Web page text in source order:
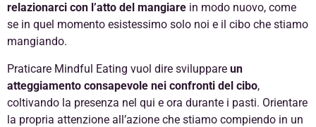
relazionarci con l’atto del mangiare in modo nuovo, come
se in quel momento esistessimo solo noi e il cibo che stiamo
mangiando.
Praticare Mindful Eating vuol dire sviluppare un
atteggiamento consapevole nei confronti del cibo,
coltivando la presenza nel qui e ora durante i pasti. Orientare
la propria attenzione all’azione che stiamo compiendo in un